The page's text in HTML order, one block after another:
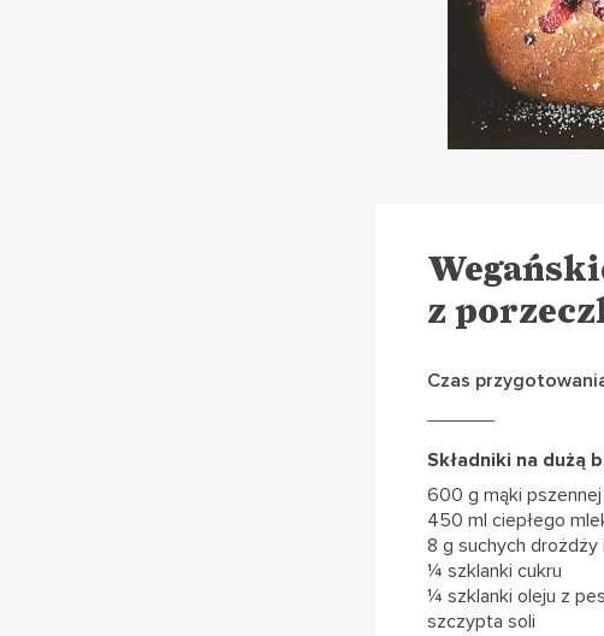
z
Czas
Składniki na dużą
600 g mąki pszennej
450 ml ciepłego
8 g suchych drożdży
¼ szklanki cukru
¼ szklanki oleju z
szczypta soli